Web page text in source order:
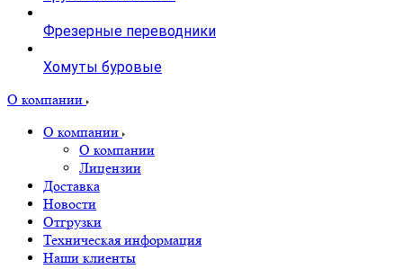
Фрезерные переводники
Хомуты буровые
О компании
О компании
О компании
Лицензии
Доставка
Новости
Отгрузки
Техническая информация
Наши клиенты